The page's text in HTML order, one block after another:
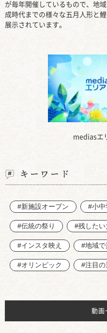
mediasエ
が毎年開催しているもので、地
成時代までの様々な五月人形と
展示されています。
キーワード
#新施設オープン #小中
#伝統の祭り #残した
#インスタ映え #地域
#オリンピック #注目の
動画